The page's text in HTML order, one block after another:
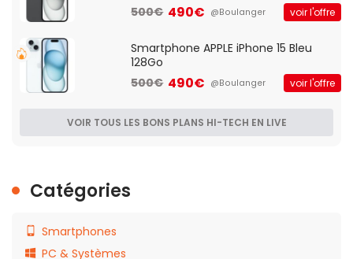
500€ 490€ @Boulanger voir l'offre
Smartphone APPLE iPhone 15 Bleu
128Go
500€ 490€ @Boulanger voir l'offre
VOIR TOUS LES BONS PLANS HI-TECH EN LIVE
Catégories
Smartphones
PC & Systèmes